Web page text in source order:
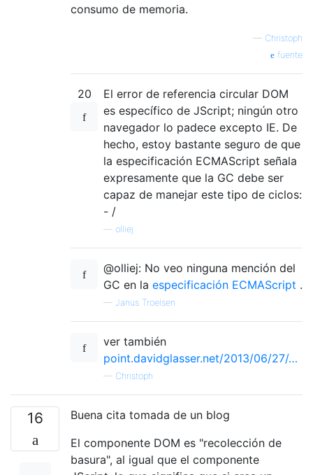
consumo de memoria.
— Christoph
fuente
20
El error de referencia circular DOM
es específico de JScript; ningún otro
navegador lo padece excepto IE. De
hecho, estoy bastante seguro de que
la especificación ECMAScript señala
expresamente que la GC debe ser
capaz de manejar este tipo de ciclos:
- /
olliej
@olliej: No veo ninguna mención del
GC en la especificación ECMAScript .
— Janus Troelsen
ver también
point.davidglasser.net/2013/06/27/…
— Christoph
16
Buena cita tomada de un blog
El componente DOM es "recolección de
basura", al igual que el componente